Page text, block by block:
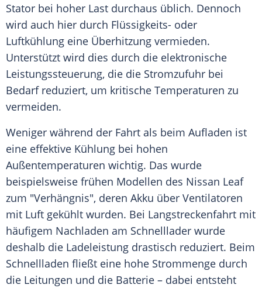
Stator bei hoher Last durchaus üblich. Dennoch
wird auch hier durch Flüssigkeits- oder
Luftkühlung eine Überhitzung vermieden.
Unterstützt wird dies durch die elektronische
Leistungssteuerung, die die Stromzufuhr bei
Bedarf reduziert, um kritische Temperaturen zu
vermeiden.
Weniger während der Fahrt als beim Aufladen ist
eine effektive Kühlung bei hohen
Außentemperaturen wichtig. Das wurde
beispielsweise frühen Modellen des Nissan Leaf
zum "Verhängnis", deren Akku über Ventilatoren
mit Luft gekühlt wurden. Bei Langstreckenfahrt mit
häufigem Nachladen am Schnelllader wurde
deshalb die Ladeleistung drastisch reduziert. Beim
Schnellladen fließt eine hohe Strommenge durch
die Leitungen und die Batterie – dabei entsteht